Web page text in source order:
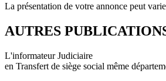
La présentation de votre annonce peut
AUTRES
L'informateur Judiciaire
en Transfert de siège social même